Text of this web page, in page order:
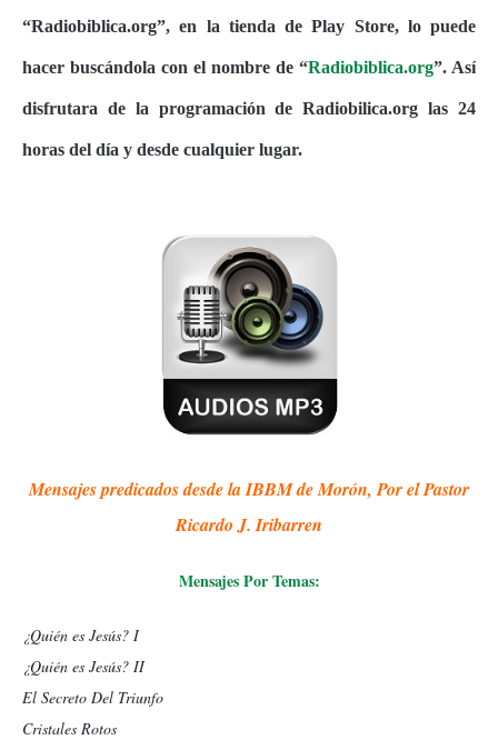
“Radiobiblica.org”, en la tienda de Play Store, lo puede
hacer buscándola con el nombre de “Radiobiblica.org”. Así
disfrutara de la programación de Radiobilica.org las 24
horas del día y desde cualquier lugar.
Mensajes predicados desde la IBBM de Morón, Por el Pastor
Ricardo J. Iribarren
Mensajes Por Temas:
¿Quién es Jesús? I
¿Quién es Jesús? II
El Secreto Del Triunfo
Cristales Rotos